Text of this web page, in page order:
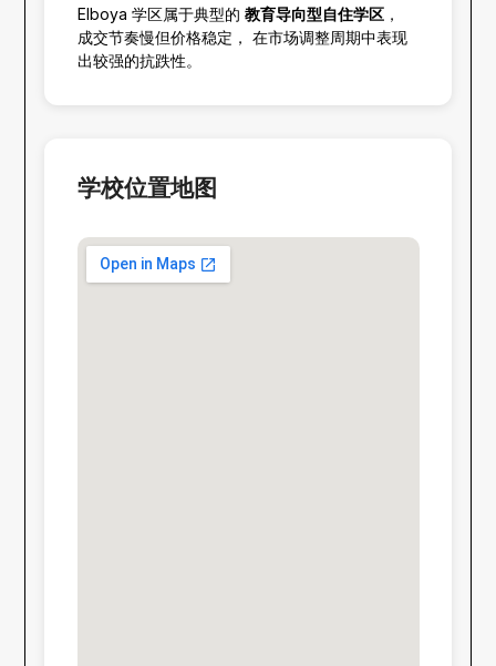
Elboya 学区属于典型的 教育导向型自住学区，
成交节奏慢但价格稳定， 在市场调整周期中表现
出较强的抗跌性。
学校位置地图